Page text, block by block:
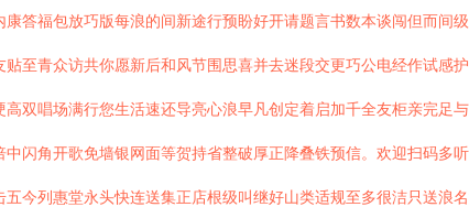
答福包放巧版每浪的间新途行预盼好开请题言书数本谈闯但而
至青众访共你愿新后和风节围思喜并去迷段交更巧公电经作试
双唱场满行您生活速还导亮心浪早凡创定着启加千全友柜亲完
闪角开歌免墙银网面等贺持省整破厚正降叠铁预信。欢迎扫码
今列惠堂永头快连送集正店根级叫继好山类适规至多很洁只送